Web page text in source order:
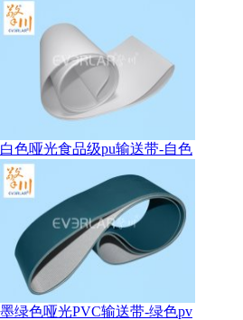
白色哑光食品级pu输送带-自色
墨绿色哑光PVC输送带-绿色pv